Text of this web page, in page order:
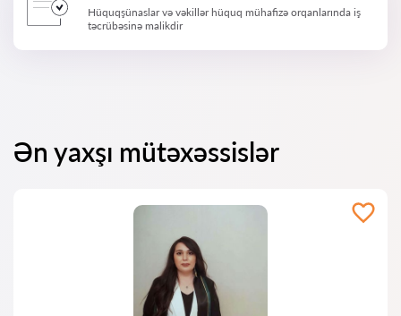
Hüquqşünaslar və vəkillər hüquq mühafizə orqanlarında iş
təcrübəsinə malikdir
Ən yaxşı mütəxəssislər